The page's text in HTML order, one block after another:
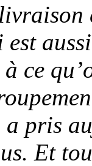
ce
a pris
Et